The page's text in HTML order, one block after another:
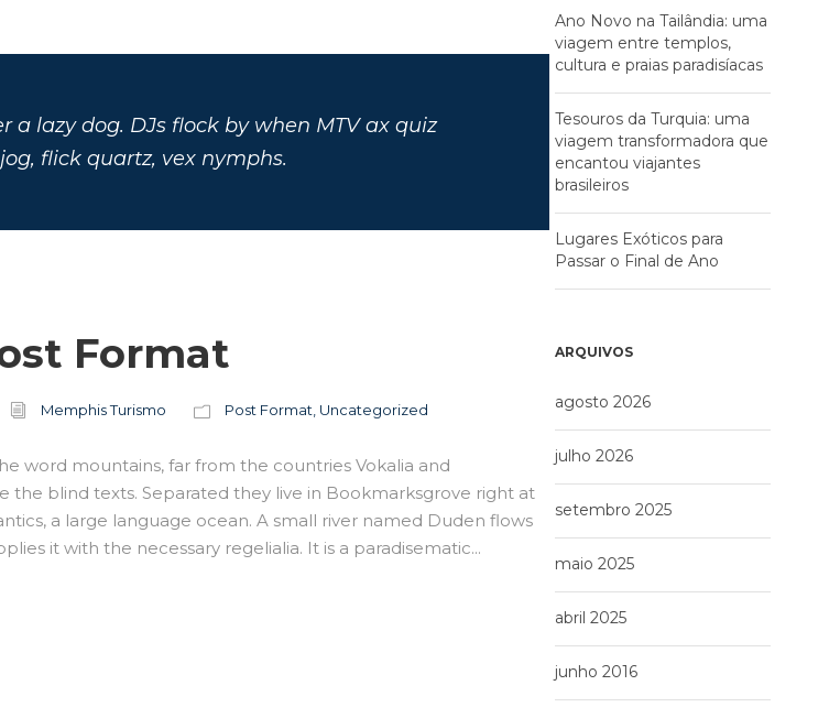
a lazy dog. DJs flock by when MTV ax quiz
flick quartz, vex nymphs.
Format
Memphis Turismo Post Format Uncategorized
word mountains, far from the countries Vokalia and
the blind texts. Separated they live in Bookmarksgrove right at
a large language ocean. A small river named Duden flows
it with the necessary regelialia. It is a paradisematic...
Ano Novo na Tailândia: uma
viagem entre templos,
cultura e praias paradisíacas
Tesouros da Turquia: uma
viagem transformadora que
encantou viajantes
brasileiros
Lugares Exóticos para
Passar o Final de Ano
ARQUIVOS
agosto 2026
julho 2026
setembro 2025
maio 2025
abril 2025
junho 2016